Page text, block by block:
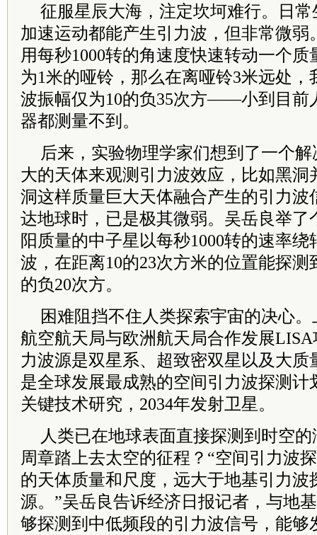
征服星辰大海，注定坎坷难行。日
加速运动都能产生引力波，但非常微弱
用每秒1000转的角速度快速转动一个质
为1米的哑铃，那么在离哑铃3米远处
波振幅仅为10的负35次方——小到目前
器都测量不到。
后来，实验物理学家们想到了一个
大的天体来观测引力波效应，比如黑洞
洞这样质量巨大天体融合产生的引力波
达地球时，已是极其微弱。吴岳良举了
阳质量的中子星以每秒1000转的速率
波，在距离10的23次方米的位置能探测
的负20次方。
困难阻挡不住人类探索宇宙的决心
航空航天局与欧洲航天局合作发展
力波源是双星系、超致密双星以及大质
是全球发展最成熟的空间引力波探测计
关键技术研究，2034年发射卫星。
人类已在地球表面直接探测到时空
周章踏上去太空的征程？“空间引力波
的天体质量和尺度，远大于地基引力波
源。”吴岳良告诉经济日报记者，与地
够探测到中低频段的引力波信号，能够